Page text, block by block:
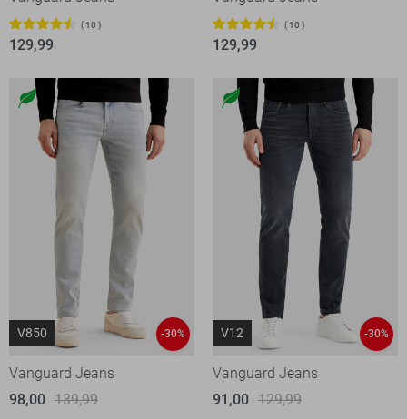
10
129,99
10
129,99
V850 -30%
Vanguard Jeans
98,00 139,99
V12 -30%
Vanguard Jeans
91,00 129,99